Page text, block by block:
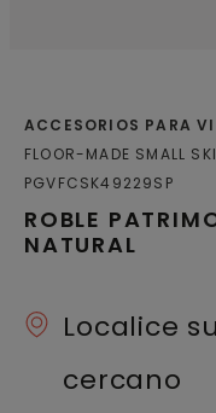
ROBLE
NATURAL
ACCESORIOS PARA
FLOOR-MADE SMALL
PGVFCSK49229SP
Localice
cercano